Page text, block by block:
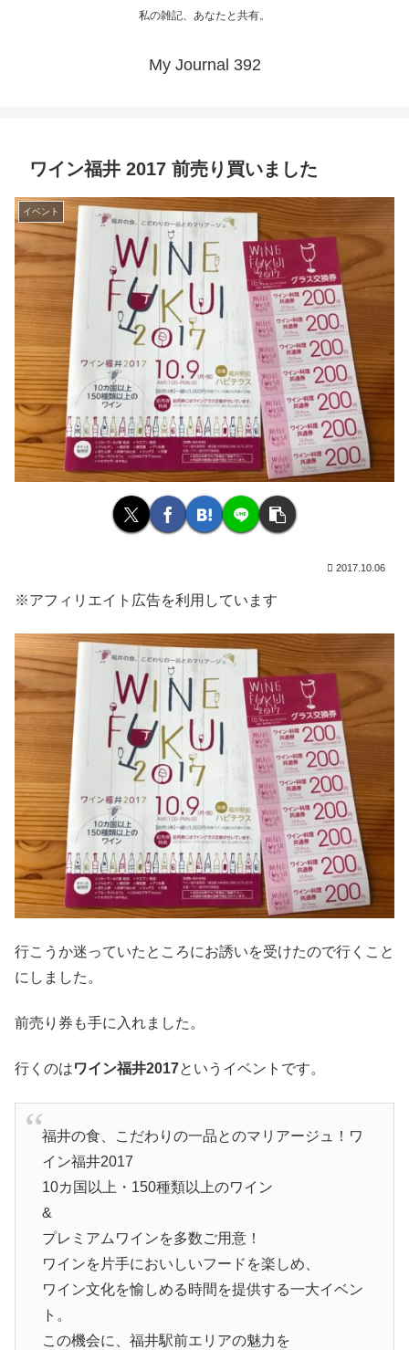
私の雑記、あなたと共有。
My Journal 392
ワイン福井 2017 前売り買いました
イベント
2017.10.06
※アフィリエイト広告を利用しています
行こうか迷っていたところにお誘いを受けたので行くこと
にしました。
前売り券も手に入れました。
行くのはワイン福井2017というイベントです。
福井の食、こだわりの一品とのマリアージュ！ワ
イン福井2017
10カ国以上・150種類以上のワイン
&
プレミアムワインを多数ご用意！
ワインを片手においしいフードを楽しめ、
ワイン文化を愉しめる時間を提供する一大イベン
ト。
この機会に、福井駅前エリアの魅力を